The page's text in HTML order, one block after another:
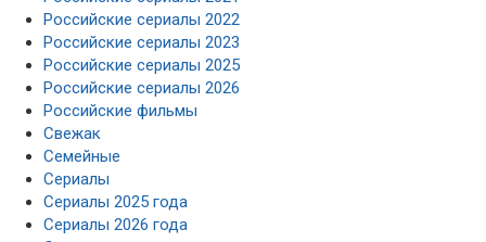
Российские сериалы 2022
Российские сериалы 2023
Российские сериалы 2025
Российские сериалы 2026
Российские фильмы
Свежак
Семейные
Сериалы
Сериалы 2025 года
Сериалы 2026 года